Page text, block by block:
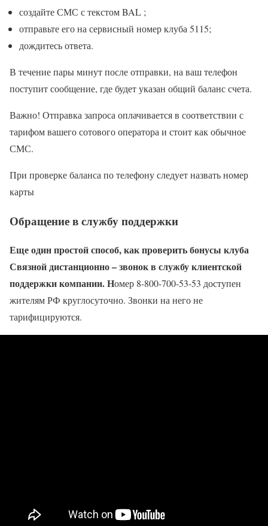
создайте СМС с текстом BAL ;
отправьте его на сервисный номер клуба 5115;
дождитесь ответа.
В течение пары минут после отправки, на ваш телефон
поступит сообщение, где будет указан общий баланс счета.
Важно! Отправка запроса оплачивается в соответствии с
тарифом вашего сотового оператора и стоит как обычное
СМС.
При проверке баланса по телефону следует назвать номер
карты
Обращение в службу поддержки
Еще один простой способ, как проверить бонусы клуба
Связной дистанционно – звонок в службу клиентской
поддержки компании. Номер 8-800-700-53-53 доступен
жителям РФ круглосуточно. Звонки на него не
тарифицируются.